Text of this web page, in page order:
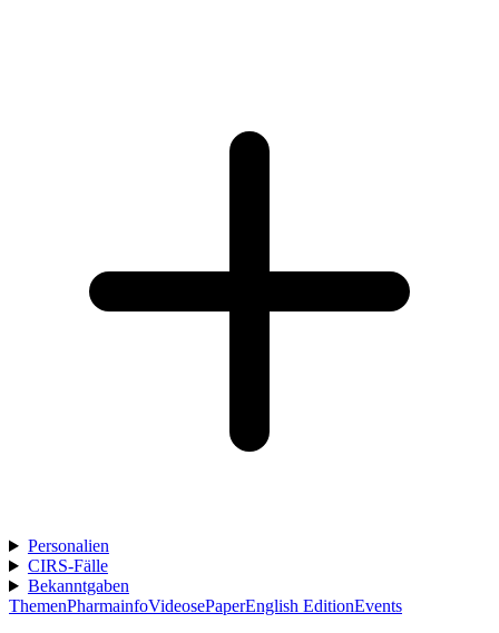
Personalien
CIRS-Fälle
Bekanntgaben
ThemenPharmainfoVideosePaperEnglish EditionEvents